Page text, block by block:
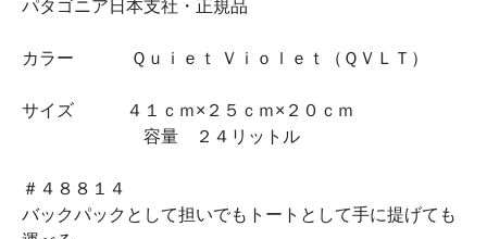
パタゴニア日本支社・正規品
カラー Ｑｕｉｅｔ Ｖｉｏｌｅｔ（ＱＶＬＴ）
サイズ ４１ｃｍ×２５ｃｍ×２０ｃｍ
容量 ２４リットル
＃４８８１４
バックパックとして担いでもトートとして手に提げても